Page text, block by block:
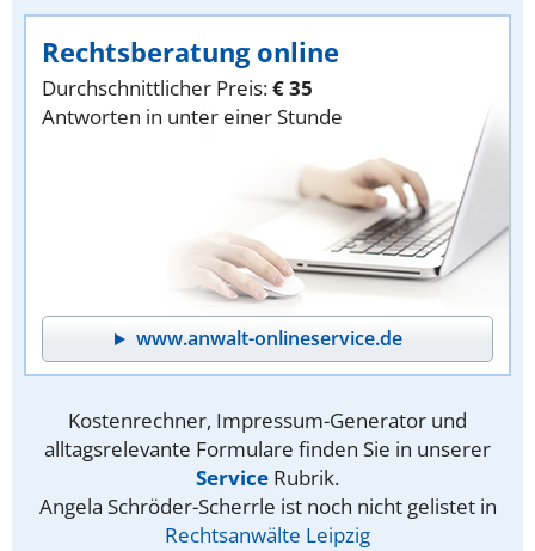
Rechtsberatung online
Durchschnittlicher Preis:€ 35
Antworten in unter einer Stunde
www.anwalt-onlineservice.de
Kostenrechner, Impressum-Generator und
alltagsrelevante Formulare finden Sie in unserer
Service Rubrik.
Angela Schröder-Scherrle ist noch nicht gelistet in
Rechtsanwälte Leipzig